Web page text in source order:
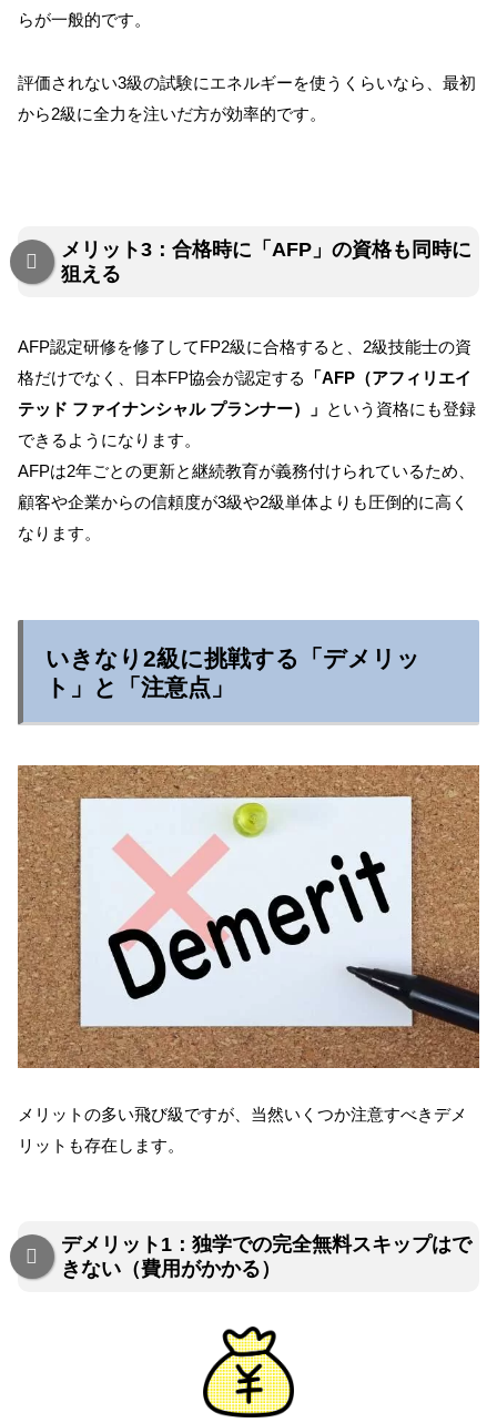
らが一般的です。
評価されない3級の試験にエネルギーを使うくらいなら、最初
から2級に全力を注いだ方が効率的です。
メリット3：合格時に「AFP」の資格も同時に
狙える
AFP認定研修を修了してFP2級に合格すると、2級技能士の資
格だけでなく、日本FP協会が認定する
「AFP（アフィリエイ
テッド ファイナンシャル プランナー）」 という資格にも登録
できるようになります。
AFPは2年ごとの更新と継続教育が義務付けられているため、
顧客や企業からの信頼度が3級や2級単体よりも圧倒的に高く
なります。
いきなり2級に挑戦する「デメリッ
ト」と「注意点」
メリットの多い飛び級ですが、当然いくつか注意すべきデメ
リットも存在します。
デメリット1：独学での完全無料スキップはで
きない（費用がかかる）